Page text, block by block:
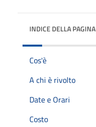
INDICE DELLA PAGINA
Cos'è
A chi è rivolto
Date e Orari
Costo